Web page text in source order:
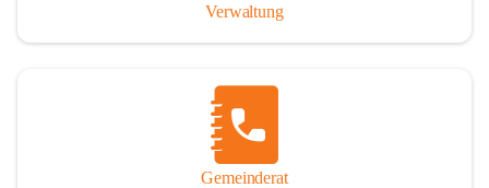
Verwaltung
Gemeinderat